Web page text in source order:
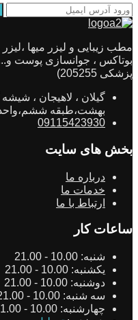
مطب زیبایی و لیزر میها
بوتاکس ، جوانسازی پوست
پزشکی 205255)
بهشت،طبقه
09115423930
بخش های سایت
درباره ما
خدمات ما
ارتباط با ما
ساعات کار
شنبه: 10.00 - 21.00
یکشنبه: 10.00 - 21.00
دوشنبه: 10.00 - 21.00
سه شنبه: 10.00 - 21.00
چهارشنبه: 10.00 - 21.00